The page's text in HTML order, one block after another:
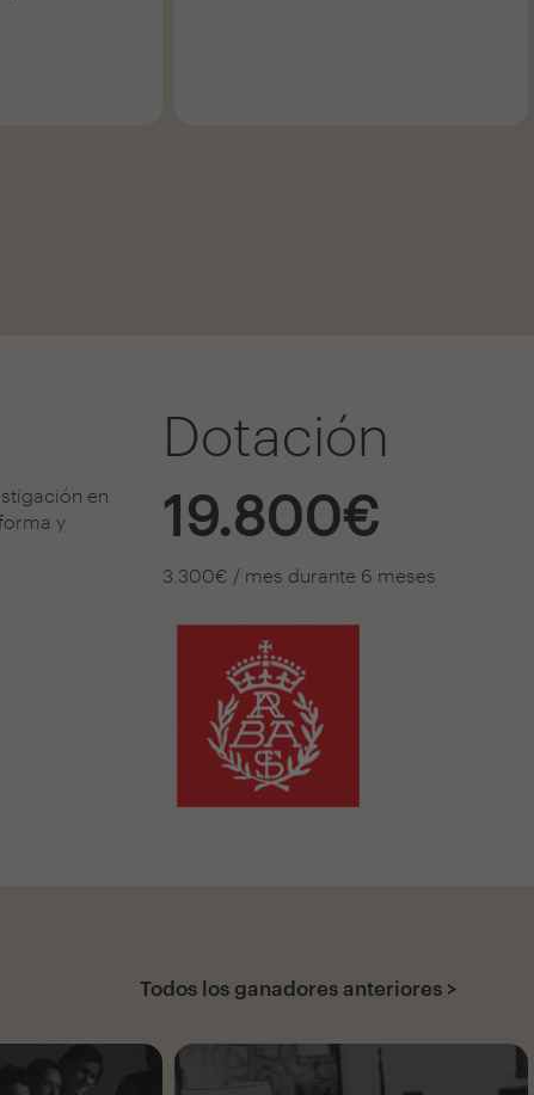
en
y
Dotación
19.800€
3.300€ / mes durante 6 meses
Todos los ganadores anteriores >